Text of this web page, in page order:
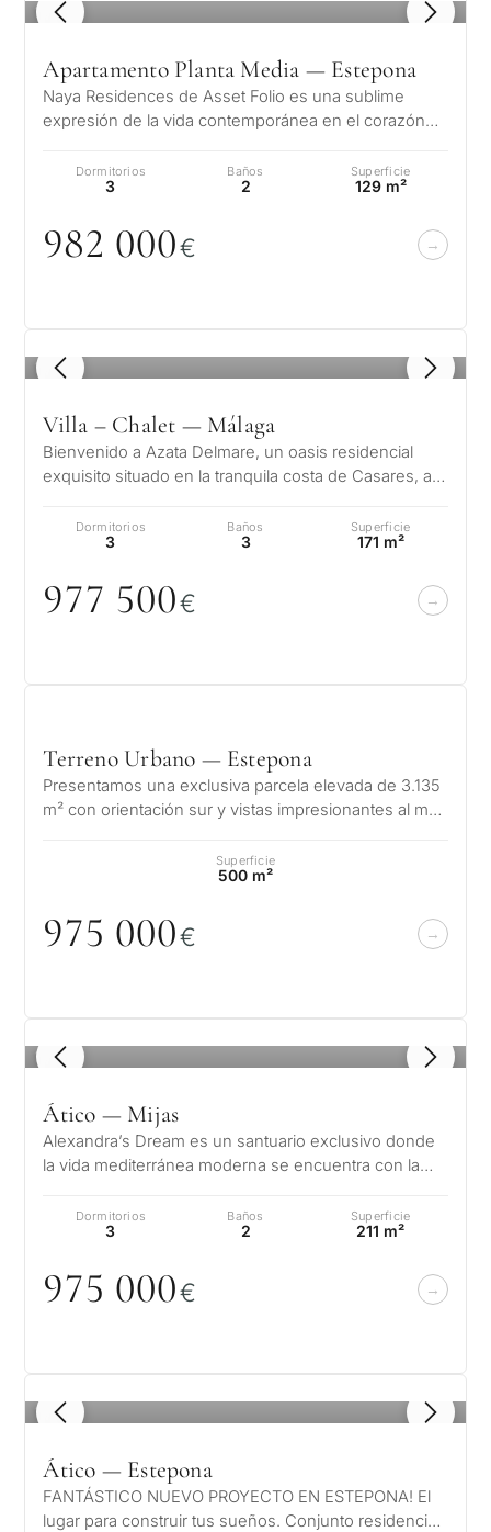
1 / 8
Apartamento Planta Media — Estepona
Naya Residences de Asset Folio es una sublime
expresión de la vida contemporánea en el corazón
Dormitorios
3
Baños
2
Superficie
129 m²
982 000€
1 / 8
Villa – Chalet — Málaga
Bienvenido a Azata Delmare, un oasis residencial
exquisito situado en la tranquila costa de Casares, a
Dormitorios
3
Baños
3
Superficie
171 m²
977 500€
Terreno Urbano — Estepona
Presentamos una exclusiva parcela elevada de 3.135
m² con orientación sur y vistas impresionantes al mar
Superficie
500 m²
975 000€
1 / 8
Ático — Mijas
Alexandra’s Dream es un santuario exclusivo donde
la vida mediterránea moderna se encuentra con la
Dormitorios
3
Baños
2
Superficie
211 m²
975 000€
1 / 8
Ático — Estepona
FANTÁSTICO NUEVO PROYECTO EN ESTEPONA! El
lugar para construir tus sueños. Conjunto residencial
CUESTIONARIO
Selección
personalizada
de
propiedades
Responda a unas
seleccionaremos
propiedades y soluciones
según su presupuesto,
legales.
1 / 7
una
en
Atrás
Consulta
contactaremos en
30 minutos
✓
Sin spam ni
publicidad
✓
Sólo 1 respuesta
experta
Al enviar, aceptas la
privacidad